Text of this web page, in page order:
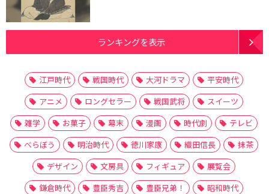
ランキングを表示
江戸時代 戦国時代 大河ドラマ
平安時代
アニメ
ロングセラー 戦国武将
スイーツ
雑学
お菓子 幕末 漫画 時代劇
テレビ
べらぼう
明治時代 徳川家康 織田信長
抹茶
デザイン
文房具 フィギュア
展覧会
鎌倉時代
豊臣秀吉 豊臣兄弟！
昭和時代